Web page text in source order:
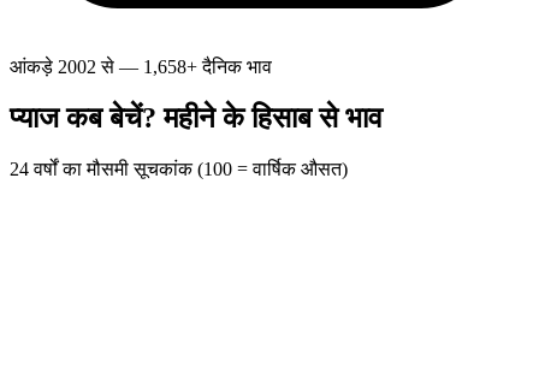
आंकड़े 2002 से — 1,658+ दैनिक भाव
प्याज कब बेचें? महीने के हिसाब से भाव
24 वर्षों का मौसमी सूचकांक (100 = वार्षिक औसत)